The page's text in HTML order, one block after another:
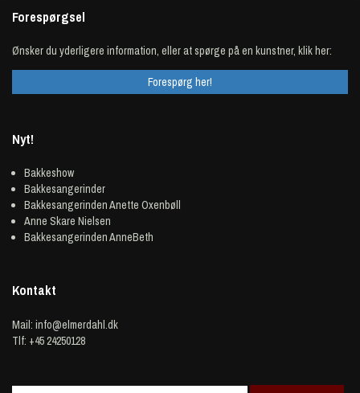
Forespørgsel
Ønsker du yderligere information, eller at spørge på en kunstner, klik her:
Forespørg her!
Nyt!
Bakkeshow
Bakkesangerinder
Bakkesangerinden Anette Oxenbøll
Anne Skare Nielsen
Bakkesangerinden AnneBeth
Kontakt
Mail: info@elmerdahl.dk
Tlf: +45 24250128